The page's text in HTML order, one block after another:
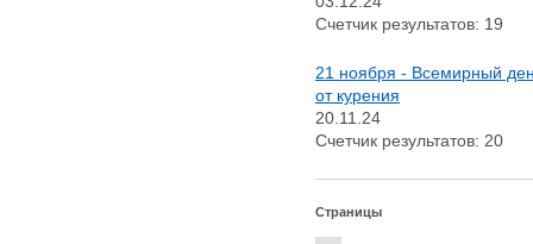
Счетчик результатов: 19
21 ноября - Всемирный
от курения
20.11.24
Счетчик результатов: 20
Страницы